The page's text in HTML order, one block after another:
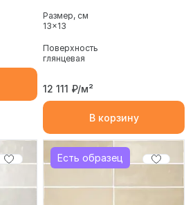
Размер, см
13x13
Поверхность
глянцевая
12 111 ₽/м²
В корзину
Есть образец